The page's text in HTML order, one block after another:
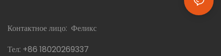
Контактное лицо: Феликс
Тел: +86 18020269337